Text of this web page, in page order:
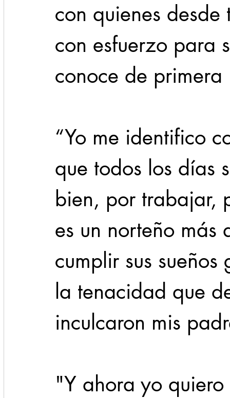
con quienes
con esfuerzo para
conoce de
“Yo me identifico
que todos los días
bien, por trabajar,
es un norteño
cumplir sus
la tenacidad que
inculcaron mis
"Y ahora yo